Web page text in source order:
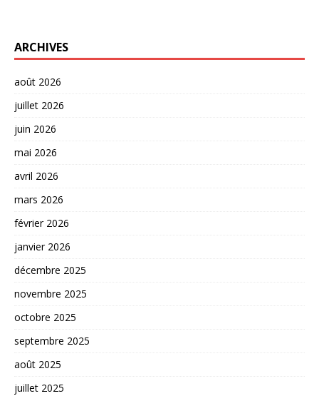
ARCHIVES
août 2026
juillet 2026
juin 2026
mai 2026
avril 2026
mars 2026
février 2026
janvier 2026
décembre 2025
novembre 2025
octobre 2025
septembre 2025
août 2025
juillet 2025